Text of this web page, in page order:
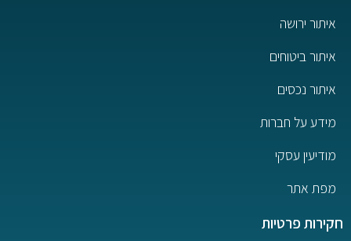
איתור ירושה
איתור ביטוחים
איתור נכסים
מידע על חברות
מודיעין עסקי
מפת אתר
חקירות פרטיות